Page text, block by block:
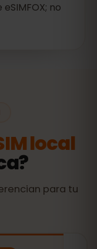
no
local
para tu